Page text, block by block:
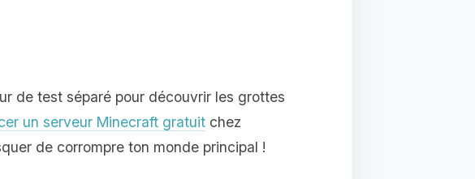
de test séparé pour découvrir les grottes
un serveur Minecraft gratuitchez
de corrompre ton monde principal !